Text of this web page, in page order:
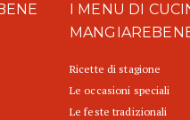
I MENU DI
Ricette di stagione
Le occasioni speciali
Le feste tradizionali